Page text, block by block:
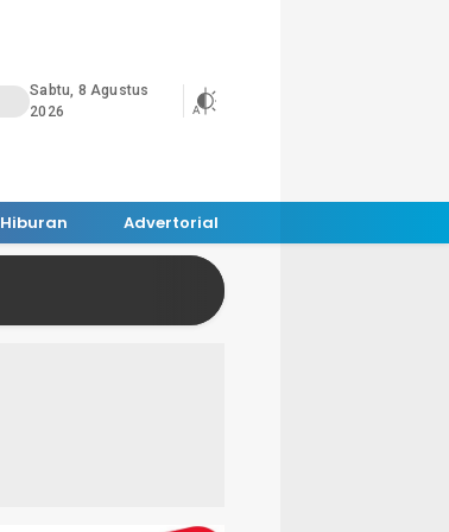
Sabtu, 8 Agustus
2026
Hiburan Advertorial